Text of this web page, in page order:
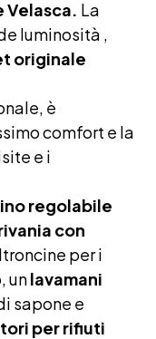
Velasca. La
luminosità ,
originale
è
comfort e la
e i
regolabile
con
per i
unlavamani
sapone e
per rifiuti